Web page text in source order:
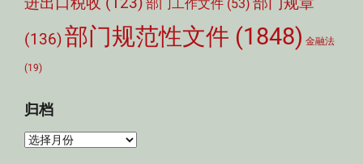
部门工作文件 (53)
(136)部门规范性文件 (1848) 金融法
(19)
归档
归